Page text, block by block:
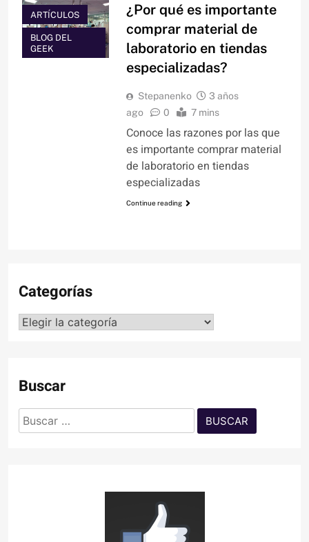
ARTÍCULOS
BLOG DEL
GEEK
¿Por qué es importante
comprar material de
laboratorio en tiendas
especializadas?
Stepanenko
3 años
ago
0 7 mins
Conoce las razones por las que
es importante comprar material
de laboratorio en tiendas
especializadas
Continue reading
Categorías
Categorías
Buscar
Buscar: